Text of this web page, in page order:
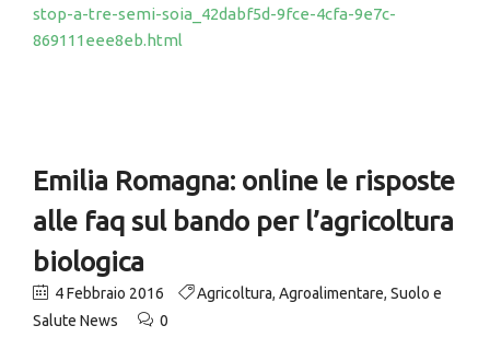
stop-a-tre-semi-soia_42dabf5d-9fce-4cfa-9e7c-
869111eee8eb.html
Emilia Romagna: online le risposte
alle faq sul bando per l’agricoltura
biologica
4 Febbraio 2016 Agricoltura, Agroalimentare, Suolo e
Salute News
0